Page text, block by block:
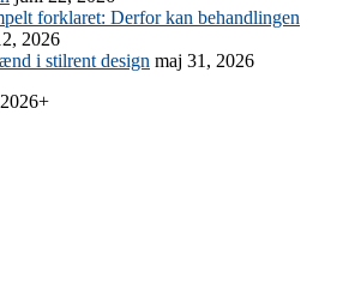
forklaret: Derfor kan behandlingen
2026
i stilrent design maj 31, 2026